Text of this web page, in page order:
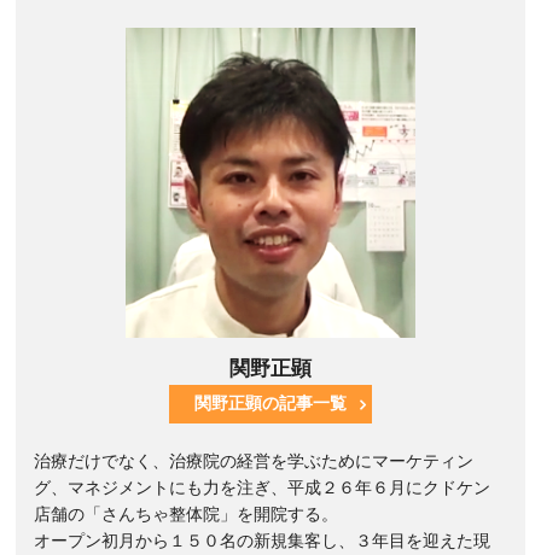
関野正顕
関野正顕の記事一覧
治療だけでなく、治療院の経営を学ぶためにマーケティン
グ、マネジメントにも力を注ぎ、平成２６年６月にクドケン
店舗の「さんちゃ整体院」を開院する。
オープン初月から１５０名の新規集客し、３年目を迎えた現